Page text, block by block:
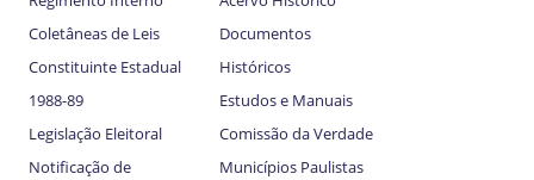
Coletâneas de Leis
Constituinte Estadual
1988-89
Legislação Eleitoral
Notificação de
Documentos
Históricos
Estudos e Manuais
Comissão da Verdade
Municípios Paulistas